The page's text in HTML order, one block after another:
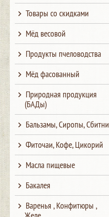
Товары со скидками
Мёд весовой
Продукты пчеловодства
Мёд фасованный
Природная продукция
(БАДы)
Бальзамы, Сиропы, Сбитни
Фиточаи, Кофе, Цикорий
Масла пищевые
Бакалея
Варенья , Конфитюры ,